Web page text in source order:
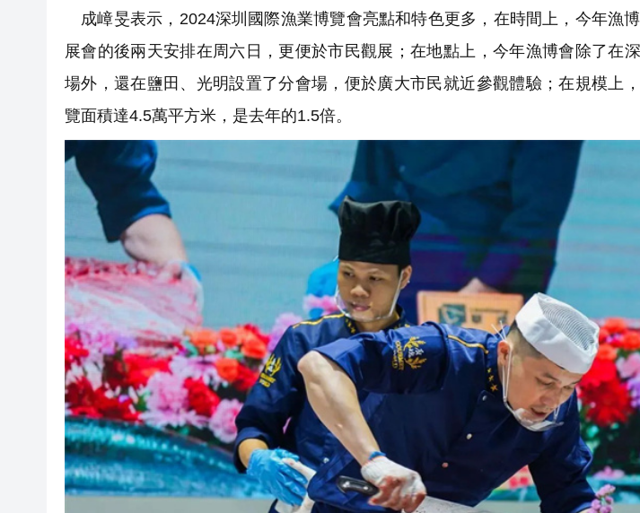
成嶂旻表示，2024深圳國際漁業博覽會亮點和特色更多，在時間上，今年漁
展會的後兩天安排在周六日，更便於市民觀展；在地點上，今年漁博會除了在
場外，還在鹽田、光明設置了分會場，便於廣大市民就近參觀體驗；在規模上
覽面積達4.5萬平方米，是去年的1.5倍。